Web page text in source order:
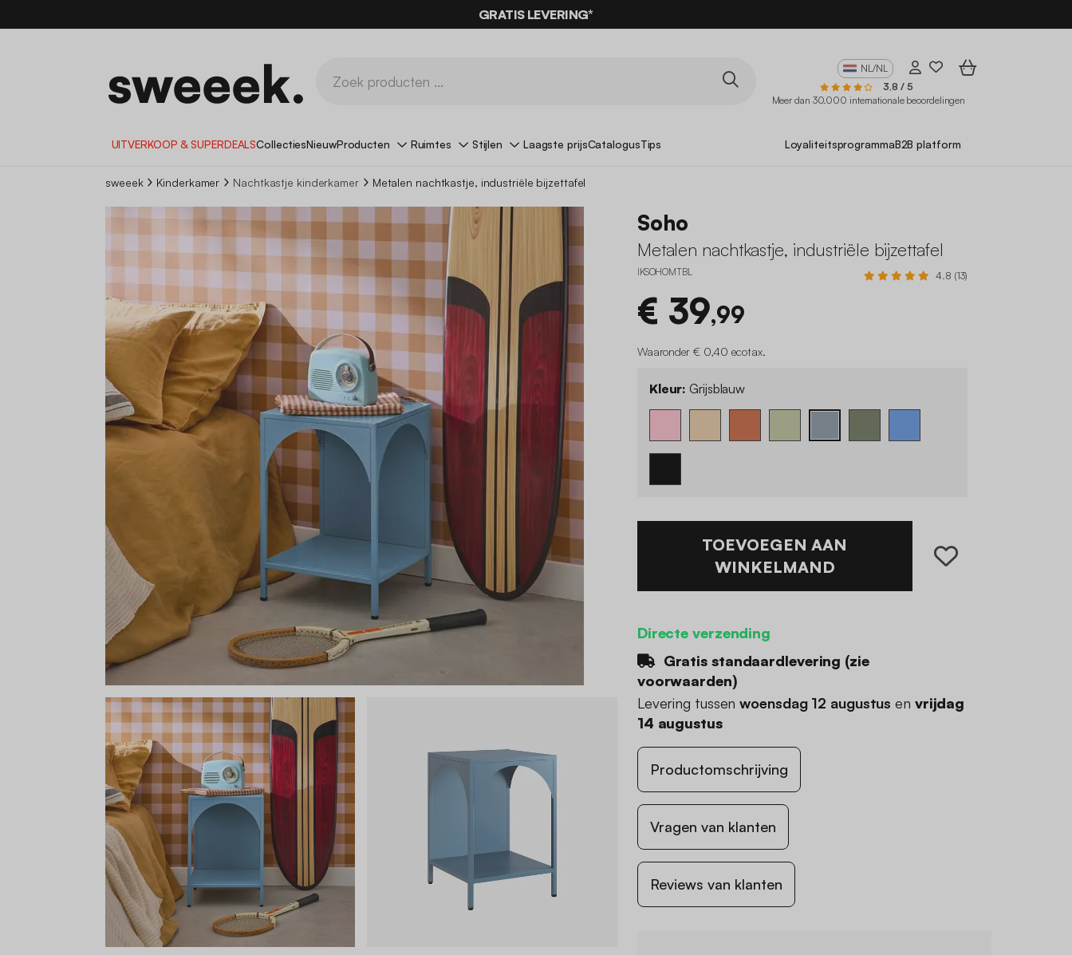
AANBIEDINGEN*MET DE CODE
GRATIS LEVERING*
NL/NL
3,8 / 5
Meer dan 30.000 internationale beoordelingen
UITVERKOOP & SUPERDEALSCollectiesNieuwProducten Ruimtes Stijlen Laagste prijsCatalogusTips LoyaliteitsprogrammaB2B platform
sweeek Kinderkamer Nachtkastje kinderkamer Metalen nachtkastje, industriële bijzettafel
Soho
Metalen nachtkastje, industriële bijzettafel
IKSOHOMTBL 4.8 (13)
€ 39,99
Waaronder € 0,40 ecotax.
Kleur: Grijsblauw
TOEVOEGEN AAN
WINKELMAND
Directe verzending
Gratis standaardlevering (zie
voorwaarden)
Levering tussenwoensdag 12 augustus en vrijdag
14 augustus
Productomschrijving
Vragen van klanten
Reviews van klanten